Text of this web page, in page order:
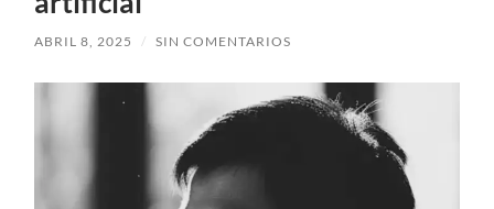
ABRIL 8, 2025 / SIN COMENTARIOS